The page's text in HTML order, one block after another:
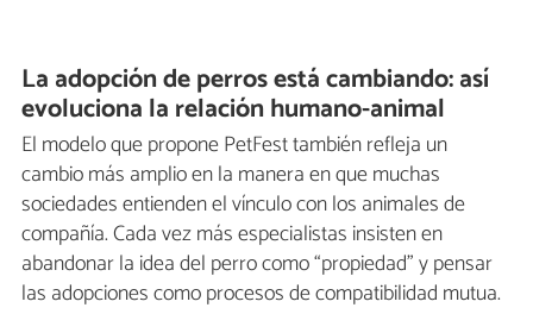
La adopción de perros está cambiando: así
evoluciona la relación humano-animal
El modelo que propone PetFest también refleja un
cambio más amplio en la manera en que muchas
sociedades entienden el vínculo con los animales de
compañía. Cada vez más especialistas insisten en
abandonar la idea del perro como “propiedad” y pensar
las adopciones como procesos de compatibilidad mutua.